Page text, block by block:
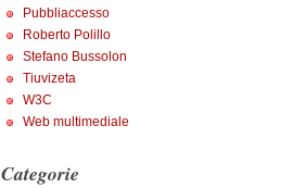
Pubbliaccesso
Roberto Polillo
Stefano Bussolon
Tiuvizeta
W3C
Web multimediale
Categorie